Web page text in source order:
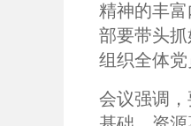
精神的丰
部要带头
组织全体党
会议强调